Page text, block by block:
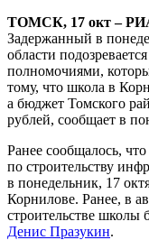
ТОМСК, 17 окт –
Задержанный в
области
полномочиями,
тому, что школа в
а бюджет Томского
рублей, сообщает в
Ранее сообщалось,
по строительству
в понедельник, 17
Корнилове. Ранее, в
строительстве школы
Денис Празукин.